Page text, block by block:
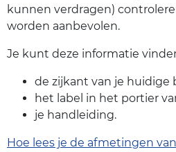
kunnen verdragen)
worden aanbevolen.
Je kunt deze informatie
de zijkant van je huidige
het label in het portier
je handleiding.
Hoe lees je de afmetingen